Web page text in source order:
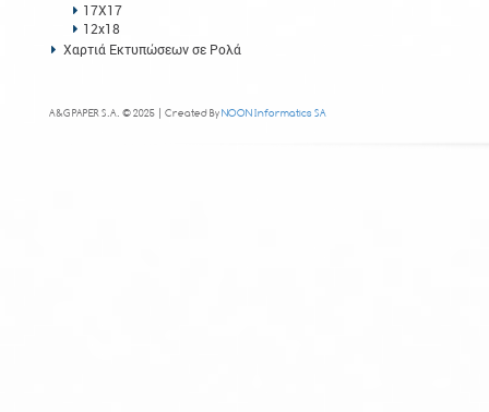
17Χ17
12x18
Χαρτιά Εκτυπώσεων σε Ρολά
A&G PAPER S.A. © 2025 | Created ByNOON Informatics SA